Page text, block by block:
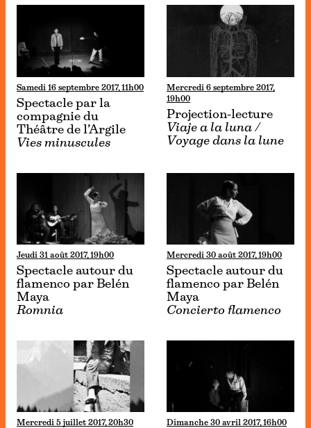
Samedi 16 septembre 2017, 11h00
Spectacle par la
compagnie du
Théâtre de l’Argile
Vies minuscules
Mercredi 6 septembre 2017,
19h00
Projection-lecture
Viaje a la luna /
Voyage dans la lune
Jeudi 31 août 2017, 19h00
Spectacle autour du
flamenco par Belén
Maya
Romnia
Mercredi 30 août 2017, 19h00
Spectacle autour du
flamenco par Belén
Maya
Concierto flamenco
Mercredi 5 juillet 2017, 20h30 Dimanche 30 avril 2017, 16h00